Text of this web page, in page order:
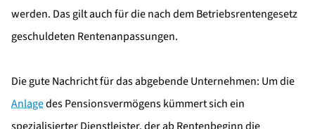
werden. Das gilt auch für die nach dem Betriebsrentengesetz
geschuldeten Rentenanpassungen.
Die gute Nachricht für das abgebende Unternehmen: Um die
Anlagedes Pensionsvermögens kümmert sich ein